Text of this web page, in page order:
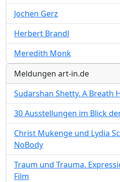
Jochen Gerz
Herbert Brandl
Meredith Monk
Meldungen art-in.de
Sudarshan Shetty. A Breath
30 Ausstellungen im Blick
Christ Mukenge und Lydia
NoBody
Traum und Trauma.
Film